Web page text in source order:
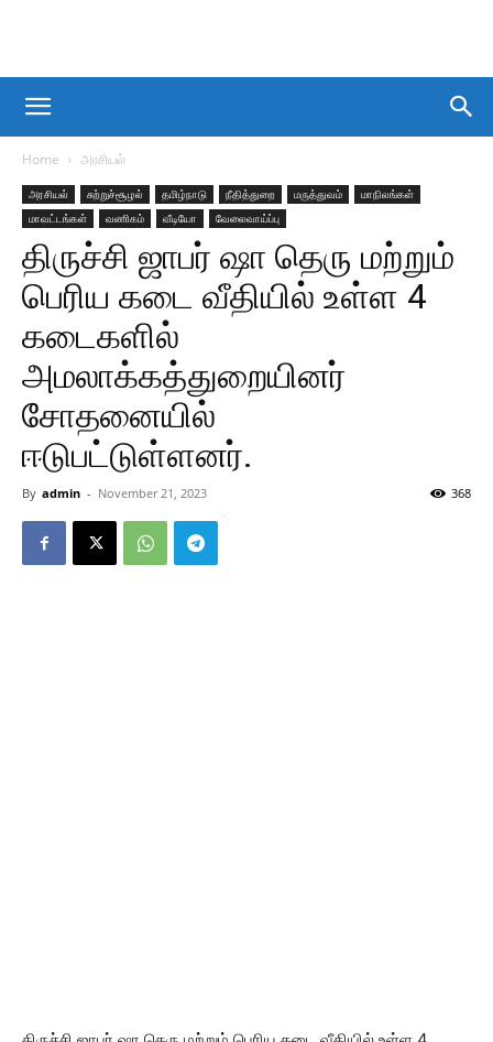
Home அரசியல்
அரசியல் சுற்றுச்சூழல் தமிழ்நாடு நீதித்துறை மருத்துவம்
மாநிலங்கள்
மாவட்டங்கள்
வணிகம் வீடியோ வேலைவாய்ப்பு
திருச்சி ஜாபர் ஷா தெரு மற்றும்
பெரிய கடை வீதியில் உள்ள 4
கடைகளில்
அமலாக்கத்துறையினர்
சோதனையில்
ஈடுபட்டுள்ளனர்.
By admin - November 21, 2023 368